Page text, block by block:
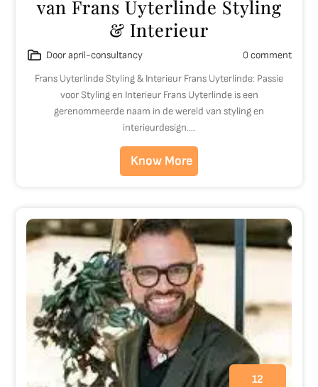
van Frans Uyterlinde Styling
& Interieur
Door april-consultancy
0 comment
Frans Uyterlinde Styling & Interieur Frans Uyterlinde: Passie
voor Styling en Interieur Frans Uyterlinde is een
gerenommeerde naam in de wereld van styling en
interieurdesign.…
Know More
12